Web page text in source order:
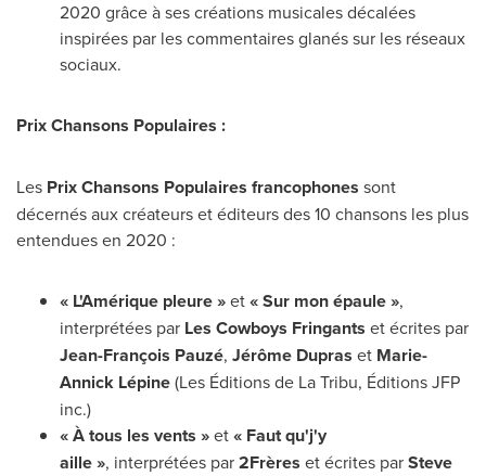
2020 grâce à ses créations musicales décalées
inspirées par les commentaires glanés sur les réseaux
sociaux.
Prix Chansons Populaires :
Les Prix Chansons Populaires francophones sont
décernés aux créateurs et éditeurs des 10 chansons les plus
entendues en 2020 :
« L'Amérique pleure »et« Sur mon épaule »,
interprétées par Les Cowboys Fringants et écrites par
Jean-François Pauzé, Jérôme Dupras et Marie-
Annick Lépine(Les Éditions de La Tribu, Éditions JFP
inc.)
« À tous les vents »et« Faut qu'j'y
aille », interprétées par2Frères et écrites parSteve